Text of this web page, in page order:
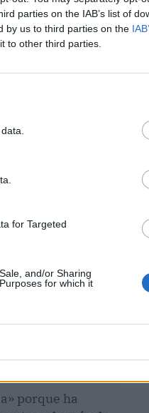
parties on the IAB’s list of
by us to third parties on the
to other third parties.
for Targeted
and/or Sharing
for which it
porque ha